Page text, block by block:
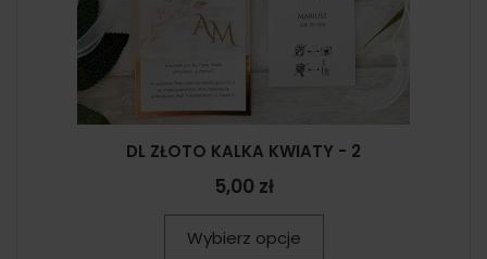
DL ZŁOTO KALKA KWIATY - 2
5,00 zł
Wybierz opcje